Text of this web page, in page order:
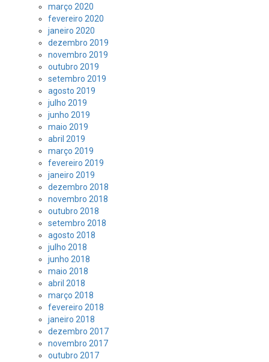
março 2020
fevereiro 2020
janeiro 2020
dezembro 2019
novembro 2019
outubro 2019
setembro 2019
agosto 2019
julho 2019
junho 2019
maio 2019
abril 2019
março 2019
fevereiro 2019
janeiro 2019
dezembro 2018
novembro 2018
outubro 2018
setembro 2018
agosto 2018
julho 2018
junho 2018
maio 2018
abril 2018
março 2018
fevereiro 2018
janeiro 2018
dezembro 2017
novembro 2017
outubro 2017